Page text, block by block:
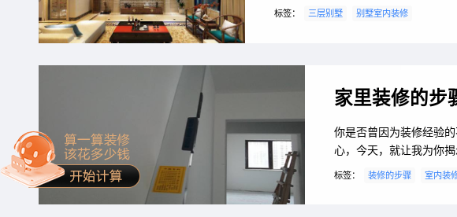
看吧!
标签： 三层别墅 别墅室内装修
家里装修的步
你是否曾因为装修经验
心，今天，就让我为你
修之路更加顺畅无阻。
标签： 装修的步骤 室内装